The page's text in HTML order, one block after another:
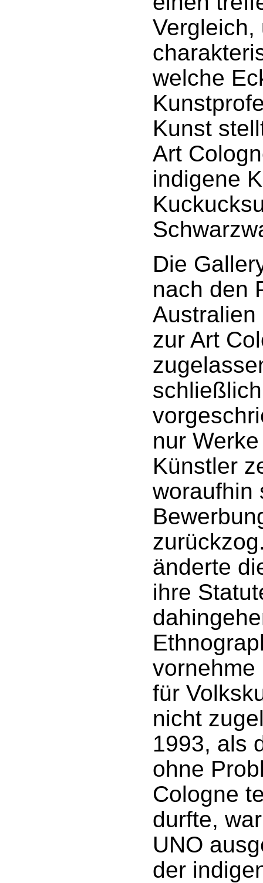
Vergleich,
welche
Kunst
Art
indigene
Die
nach den
Australien
zur Art
nur
Künstler
woraufhin
änderte
ihre
vornehme
für
nicht
1993, als
ohne
Cologne
durfte,
UNO
der